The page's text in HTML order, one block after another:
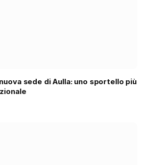
sede di Aulla: uno sportello più